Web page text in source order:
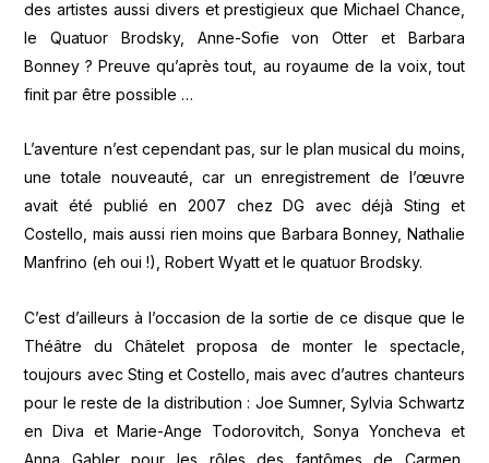
des artistes aussi divers et prestigieux que Michael Chance,
le Quatuor Brodsky, Anne-Sofie von Otter et Barbara
Bonney ? Preuve qu’après tout, au royaume de la voix, tout
finit par être possible …
L’aventure n’est cependant pas, sur le plan musical du moins,
une totale nouveauté, car un enregistrement de l’œuvre
avait été publié en 2007 chez DG avec déjà Sting et
Costello, mais aussi rien moins que Barbara Bonney, Nathalie
Manfrino (eh oui !), Robert Wyatt et le quatuor Brodsky.
C’est d’ailleurs à l’occasion de la sortie de ce disque que le
Théâtre du Châtelet proposa de monter le spectacle,
toujours avec Sting et Costello, mais avec d’autres chanteurs
pour le reste de la distribution : Joe Sumner, Sylvia Schwartz
en Diva et Marie-Ange Todorovitch, Sonya Yoncheva et
Anna Gabler pour les rôles des fantômes de Carmen,